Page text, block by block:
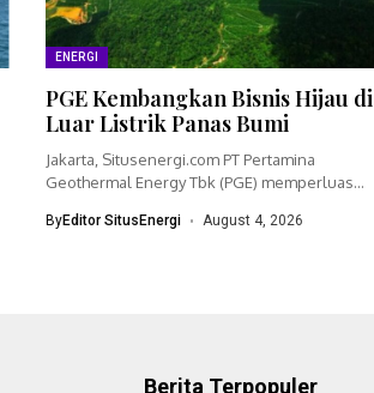
ENERGI
PGE Kembangkan Bisnis Hijau di
Luar Listrik Panas Bumi
Jakarta, Situsenergi.com PT Pertamina
Geothermal Energy Tbk (PGE) memperluas
ByEditor SitusEnergi August 4, 2026
Berita Terpopuler